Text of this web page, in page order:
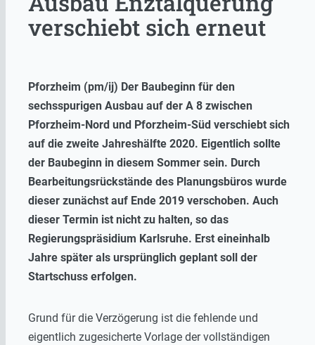
verschiebt sich erneut
Pforzheim (pm/ij) Der Baubeginn für den
sechsspurigen Ausbau auf der A 8 zwischen
Pforzheim-Nord und Pforzheim-Süd verschiebt sich
auf die zweite Jahreshälfte 2020. Eigentlich sollte
der Baubeginn in diesem Sommer sein. Durch
Bearbeitungsrückstände des Planungsbüros wurde
dieser zunächst auf Ende 2019 verschoben. Auch
dieser Termin ist nicht zu halten, so das
Regierungspräsidium Karlsruhe. Erst eineinhalb
Jahre später als ursprünglich geplant soll der
Startschuss erfolgen.
Grund für die Verzögerung ist die fehlende und
eigentlich zugesicherte Vorlage der vollständigen